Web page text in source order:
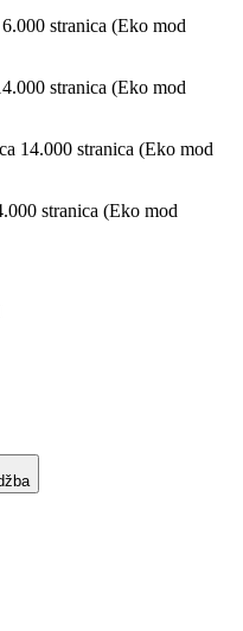
stranica (Eko mod
stranica (Eko mod
14.000 stranica (Eko mod
stranica (Eko mod